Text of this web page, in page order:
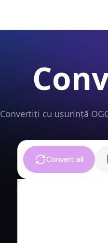
Convertiți cu ușurință